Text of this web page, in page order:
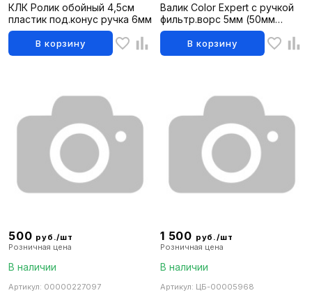
КЛК Ролик обойный 4,5см
пластик под.конус ручка 6мм
В корзину
Валик Color Expert с ручкой
фильтр.ворс 5мм (50мм
д.41мм)
В корзину
500 руб./шт
Розничная цена
В наличии
Артикул: 00000227097
1 500 руб./шт
Розничная цена
В наличии
Артикул: ЦБ-00005968